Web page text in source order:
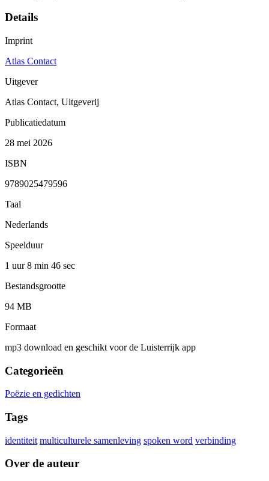
Details
Imprint
Atlas Contact
Uitgever
Atlas Contact, Uitgeverij
Publicatiedatum
28 mei 2026
ISBN
9789025479596
Taal
Nederlands
Speelduur
1 uur 8 min 46 sec
Bestandsgrootte
94 MB
Formaat
mp3 download en geschikt voor de Luisterrijk app
Categorieën
Poëzie en gedichten
Tags
identiteit multiculturele samenleving spoken word verbinding
Over de auteur